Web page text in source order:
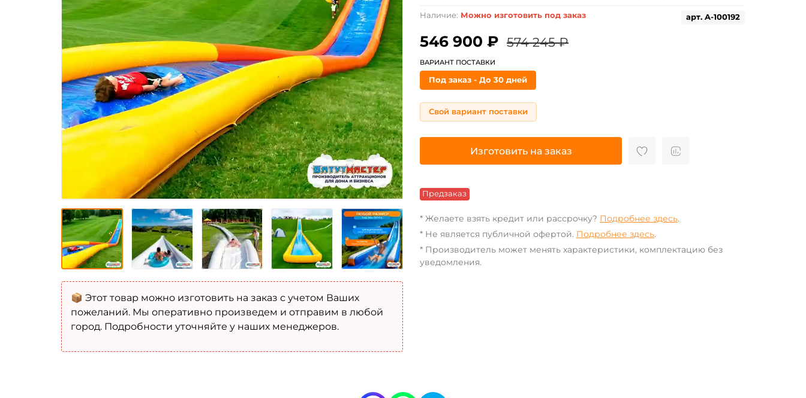
арт. A-100192
Наличие: Можно изготовить под заказ
Предзаказ
546 900 ₽ 574 245 ₽
Изготовить на заказ
ВАРИАНТ ПОСТАВКИ
Под заказ - До 30 дней
Свой вариант поставки
* Желаете взять кредит или рассрочку? Подробнее здесь.
* Не является публичной офертой. Подробнее здесь.
* Производитель может менять характеристики, комплектацию без
уведомления.
📦 Этот товар можно изготовить на заказ с учетом Ваших
пожеланий. Мы оперативно произведем и отправим в любой
город. Подробности уточняйте у наших менеджеров.